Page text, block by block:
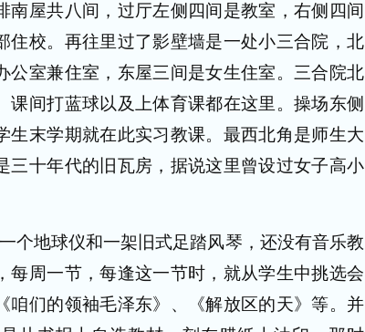
南屋共八间，过厅左侧四间是教室，右侧四间
住校。再往里过了影壁墙是一处小三合院，北
公室兼住室，东屋三间是女生住室。三合院北
课间打蓝球以及上体育课都在这里。操场东侧
生末学期就在此实习教课。最西北角是师生大
三十年代的旧瓦房，据说这里曾设过女子高小
个地球仪和一架旧式足踏风琴，还没有音乐教
每周一节，每逢这一节时，就从学生中挑选会
咱们的领袖毛泽东》、《解放区的天》等。并